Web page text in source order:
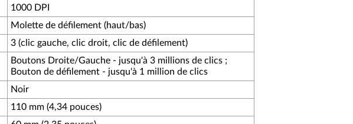
1000 DPI
Molette de défilement (haut/bas)
3 (clic gauche, clic droit, clic de défilement)
Boutons Droite/Gauche - jusqu'à 3 millions de clics ;
Bouton de défilement - jusqu'à 1 million de clics
Noir
110 mm (4,34 pouces)